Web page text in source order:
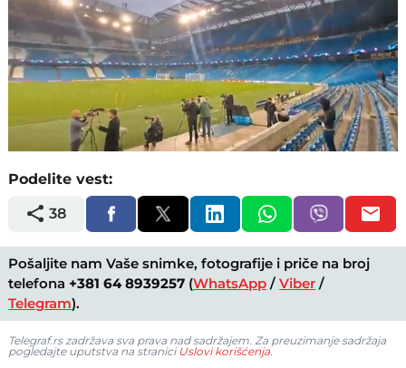
Unmute Loaded:
36.81%
Podelite vest:
38
Pošaljite nam Vaše snimke, fotografije i priče na broj
telefona +381 64 8939257 (WhatsApp /Viber /
Telegram).
Telegraf.rs zadržava sva prava nad sadržajem. Za preuzimanje sadržaja
pogledajte uputstva na stranici Uslovi korišćenja.